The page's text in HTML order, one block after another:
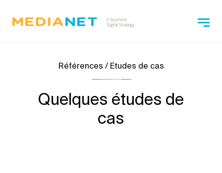
Références / Etudes de cas
Quelques études de
cas